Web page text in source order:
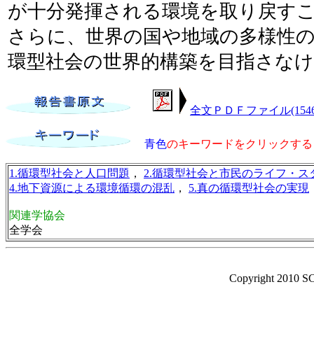
が十分発揮される環境を取り戻す
さらに、世界の国や地域の多様性
環型社会の世界的構築を目指さな
全文ＰＤＦファイル
青色のキーワードをクリックす
1.循環型社会と人口問題 ， 2.循環型社会と市民のライフ・ス
4.地下資源による環境循環の混乱 ， 5.真の循環型社会の実現
関連学協会
全学会
Copyright 2010